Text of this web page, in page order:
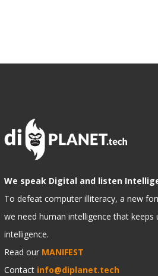
We speak Digital and listen
To defeat computer illiteracy, a new
we need human intelligence that keeps
intelligence.
Read our MANIFEST
Contact info@diplanet.tech